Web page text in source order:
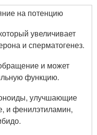
на потенцию
увеличивает
и сперматогенез.
и может
функцию.
улучшающие
и фенилэтиламин,